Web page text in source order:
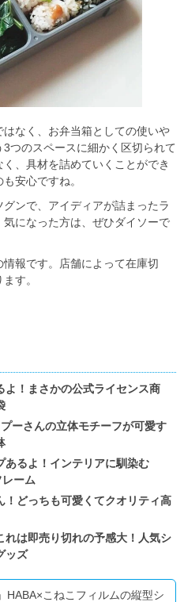
なく、お弁当箱としての使いや
つのスペースに細かく区切られて
、具材を詰めていくことができ
安心ですね。
ンで、アイディアが詰まったラ
になった方は、ぜひダイソーで
報です。店舗によって在庫切
す。
よ！まさかの公式ライセンス商
ーさんの立体モチーフが可愛す
あるよ！インテリアに馴染む
ーム
どっちも可愛くてクオリティ高
れは即売り切れの予感大！人気シ
ッズ
HABA×こねこフィルムの縦型シ